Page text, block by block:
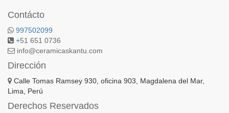
Contácto
997502099
+51 651 0736
info@ceramicaskantu.com
Dirección
Calle Tomas Ramsey 930, oficina 903, Magdalena del Mar,
Lima, Perú
Derechos Reservados